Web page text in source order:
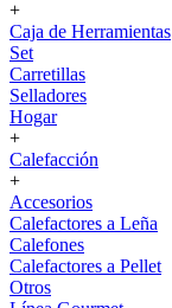
+
Caja de Herramientas
Set
Carretillas
Selladores
Hogar
+
Calefacción
+
Accesorios
Calefactores a Leña
Calefones
Calefactores a Pellet
Otros